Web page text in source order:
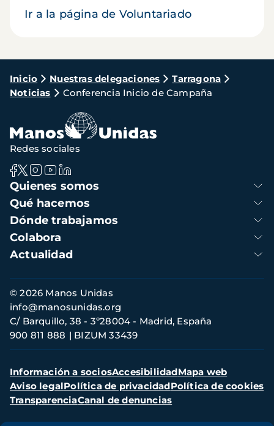
Ir a la página de Voluntariado
Ruta
de
navegación
Inicio Nuestras delegaciones
Tarragona
Noticias
Conferencia Inicio de Campaña
Navegación
principal
Quienes somos
Qué hacemos
Dónde trabajamos
Colabora
Actualidad
Redes sociales
Información
de
contacto
© 2026 Manos Unidas
C/ Barquillo, 38 - 3º28004 - Madrid, España
900 811 888
BIZUM 33439
info@manosunidas.org
Menú
secundario
Información a sociosAccesibilidadMapa web
Aviso legalPolítica de privacidadPolítica de cookies
TransparenciaCanal de denuncias